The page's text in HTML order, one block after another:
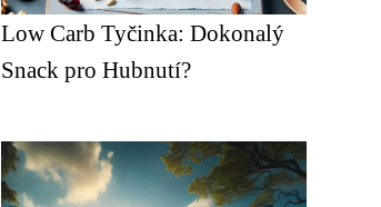
Low Carb Tyčinka: Dokonalý
Snack pro Hubnutí?